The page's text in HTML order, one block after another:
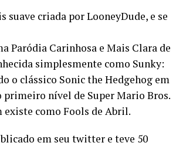
suave criada por LooneyDude, e se
Paródia Carinhosa e Mais Clara de
simplesmente como Sunky:
o clássico Sonic the Hedgehog em
primeiro nível de Super Mario Bros.
existe como Fools de Abril.
em seu twitter e teve 50